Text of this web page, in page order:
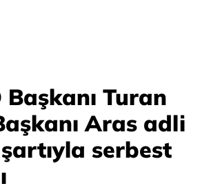
Başkanı Turan
Aras adli
serbest